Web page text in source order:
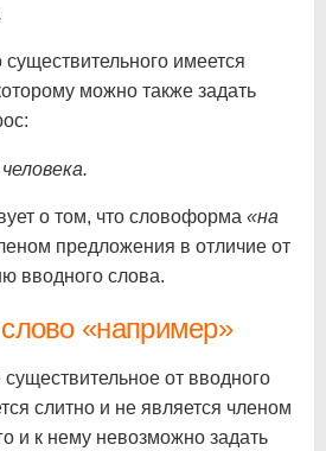
имеется
можно также задать
о том, что словоформа «на
предложения в отличие от
вводного слова.
«например»
от вводного
слитно и не является членом
и к нему невозможно задать